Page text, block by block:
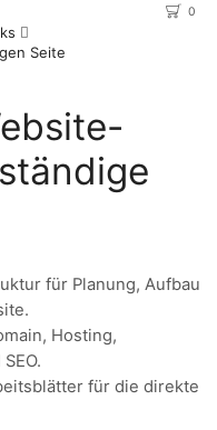
0
Seite
für Planung, Aufbau
Hosting,
für die direkte